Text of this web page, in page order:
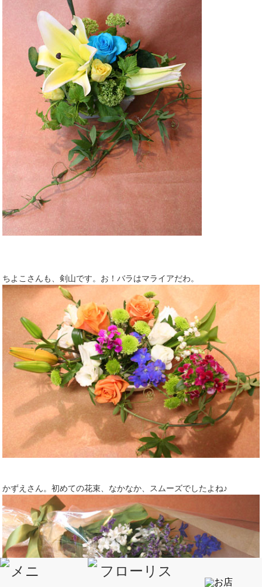
ちよこさんも、剣山です。お！バラはマライアだわ。
かずえさん。初めての花束、なかなか、スムーズでしたよね♪